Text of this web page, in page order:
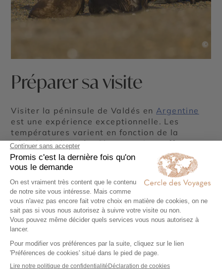
©
Préparer sa visite
Visiter la péninsule de Valdés enArgentine
est une expérience exceptionnelle. Les
températures varient en fonction de la
période de l’année. Chaque saison offre une
perspective unique sur la vie sauvage et les
paysages de cette région. Selon les
conseillers spécialistes du Cercle des
Voyages, la meilleure période pour visiter la
péninsule de Valdés s’étend généralement de
septembre à mars. Durant ces mois, le climat
est plus agréable, avec des températures
plus chaudes et moins de précipitations.
C’est aussi une période qui coïncide avec la
reproduction de nombreuses espèces. Les
mois d’été, de décembre à février, sont